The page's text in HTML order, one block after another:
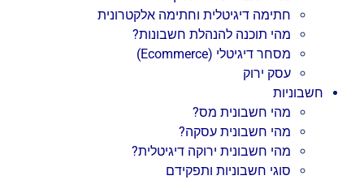
חתימה דיגיטלית וחתימה אלקטרונית
מהי תוכנה להנהלת חשבונות?
מסחר דיגיטלי (Ecommerce)
עסק ירוק
חשבוניות
מהי חשבונית מס?
מהי חשבונית עסקה?
מהי חשבונית ירוקה דיגיטלית?
סוגי חשבוניות ותפקידם